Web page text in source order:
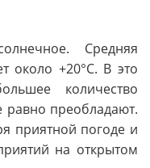
Средняя
около +20°C. В это
количество
равно преобладают.
приятной погоде и
на открытом